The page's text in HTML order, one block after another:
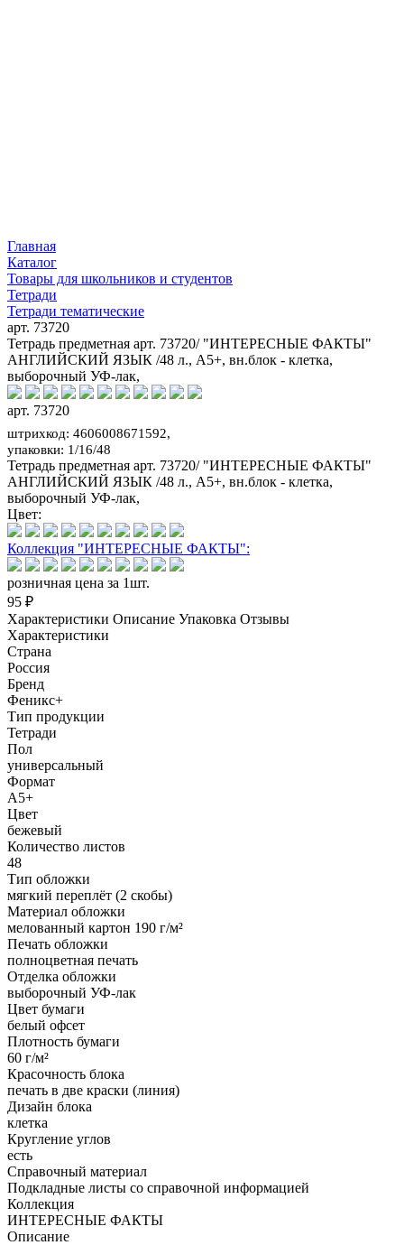
Главная
Каталог
Товары для школьников и студентов
Тетради
Тетради тематические
арт. 73720
Тетрадь предметная арт. 73720/ "ИНТЕРЕСНЫЕ ФАКТЫ"
АНГЛИЙСКИЙ ЯЗЫК /48 л., А5+, вн.блок - клетка,
выборочный УФ-лак,
арт. 73720
штрихкод: 4606008671592,
упаковки: 1/16/48
Тетрадь предметная арт. 73720/ "ИНТЕРЕСНЫЕ ФАКТЫ"
АНГЛИЙСКИЙ ЯЗЫК /48 л., А5+, вн.блок - клетка,
выборочный УФ-лак,
Цвет:
Коллекция "ИНТЕРЕСНЫЕ ФАКТЫ":
розничная цена за 1шт.
95 ₽
Характеристики Описание Упаковка Отзывы
Характеристики
Страна
Россия
Бренд
Феникс+
Тип продукции
Тетради
Пол
универсальный
Формат
А5+
Цвет
бежевый
Количество листов
48
Тип обложки
мягкий переплёт (2 скобы)
Материал обложки
мелованный картон 190 г/м²
Печать обложки
полноцветная печать
Отделка обложки
выборочный УФ-лак
Цвет бумаги
белый офсет
Плотность бумаги
60 г/м²
Красочность блока
печать в две краски (линия)
Дизайн блока
клетка
Кругление углов
есть
Справочный материал
Подкладные листы со справочной информацией
Коллекция
ИНТЕРЕСНЫЕ ФАКТЫ
Описание